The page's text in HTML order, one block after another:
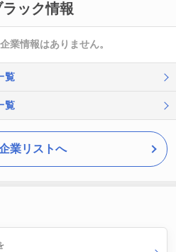
ック情報
業情報はありません。
覧
覧
業リストへ